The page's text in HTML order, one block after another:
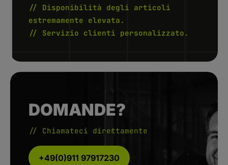
// Disponibilità degli articoli
estremamente elevata.
// Servizio clienti personalizzato.
DOMANDE?
// Chiamateci direttamente
+49(0)911 97917230